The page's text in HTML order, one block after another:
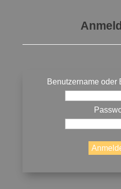
Benutzername oder